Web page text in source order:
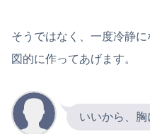
そうではなく、一度冷静に
図的に作ってあげます。
いいから、